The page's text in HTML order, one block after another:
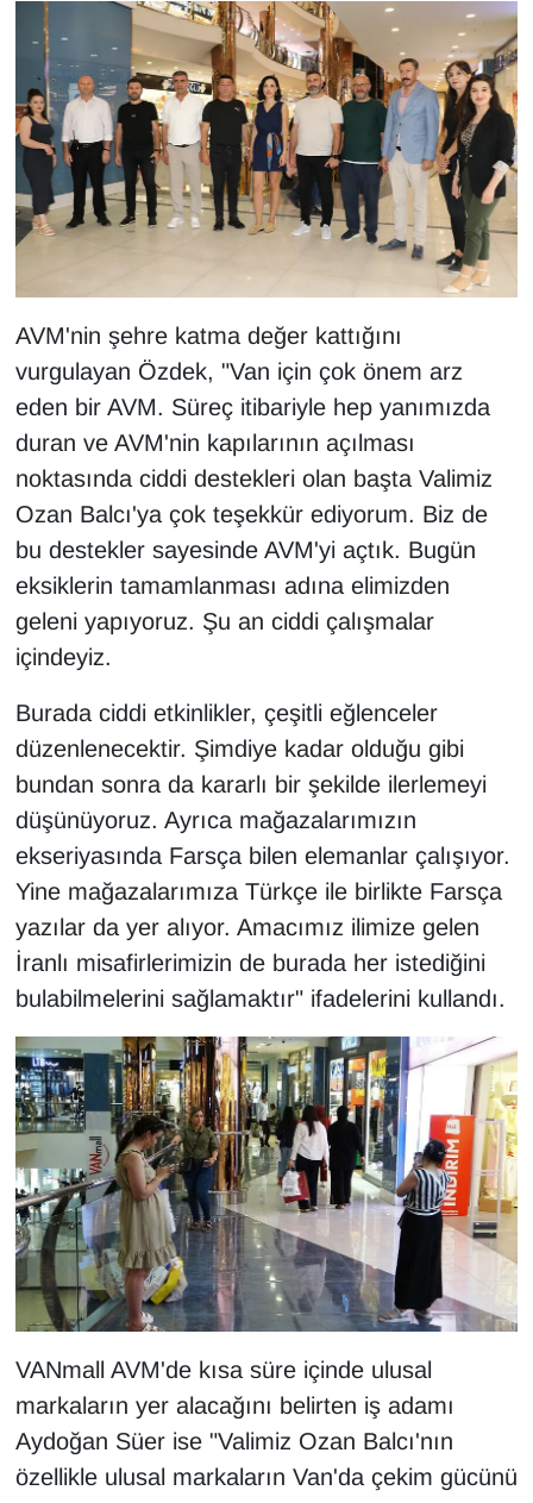
AVM'nin şehre katma değer kattığını
vurgulayan Özdek, "Van için çok önem arz
eden bir AVM. Süreç itibariyle hep yanımızda
duran ve AVM'nin kapılarının açılması
noktasında ciddi destekleri olan başta Valimiz
Ozan Balcı'ya çok teşekkür ediyorum. Biz de
bu destekler sayesinde AVM'yi açtık. Bugün
eksiklerin tamamlanması adına elimizden
geleni yapıyoruz. Şu an ciddi çalışmalar
içindeyiz.
Burada ciddi etkinlikler, çeşitli eğlenceler
düzenlenecektir. Şimdiye kadar olduğu gibi
bundan sonra da kararlı bir şekilde ilerlemeyi
düşünüyoruz. Ayrıca mağazalarımızın
ekseriyasında Farsça bilen elemanlar çalışıyor.
Yine mağazalarımıza Türkçe ile birlikte Farsça
yazılar da yer alıyor. Amacımız ilimize gelen
İranlı misafirlerimizin de burada her istediğini
bulabilmelerini sağlamaktır" ifadelerini kullandı.
VANmall AVM'de kısa süre içinde ulusal
markaların yer alacağını belirten iş adamı
Aydoğan Süer ise "Valimiz Ozan Balcı'nın
özellikle ulusal markaların Van'da çekim gücünü
MEDYA
ONE EKONOMİ
POLİTİKA
Resmi İlanlar
SAĞLIK
Seri İlan
Sinema - TV
SİYASET
SPOR
TEBRİK
TEKNOLOJİ
Turizm
VAN'DA SPOR
Vasıta
YAŞAM
YEREL